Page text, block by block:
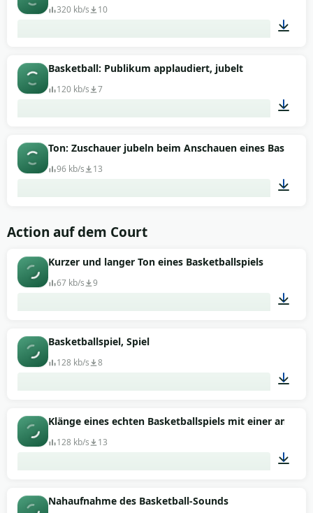
320 kb/s 10
Basketball: Publikum applaudiert, jubelt
120 kb/s 7
00:12
Ton: Zuschauer jubeln beim Anschauen eines
96 kb/s 13
Action auf dem Court
Kurzer und langer Ton eines Basketballspiels
67 kb/s 9
Basketballspiel, Spiel
128 kb/s 8
03:00
Klänge eines echten Basketballspiels mit einer
128 kb/s 13
Nahaufnahme des Basketball-Sounds